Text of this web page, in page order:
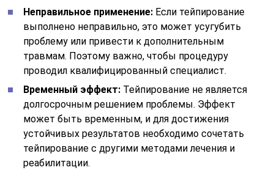
Неправильное применение: Если тейпирование
выполнено неправильно, это может усугубить
проблему или привести к дополнительным
травмам. Поэтому важно, чтобы процедуру
проводил квалифицированный специалист.
Временный эффект: Тейпирование не является
долгосрочным решением проблемы. Эффект
может быть временным, и для достижения
устойчивых результатов необходимо сочетать
тейпирование с другими методами лечения и
реабилитации.